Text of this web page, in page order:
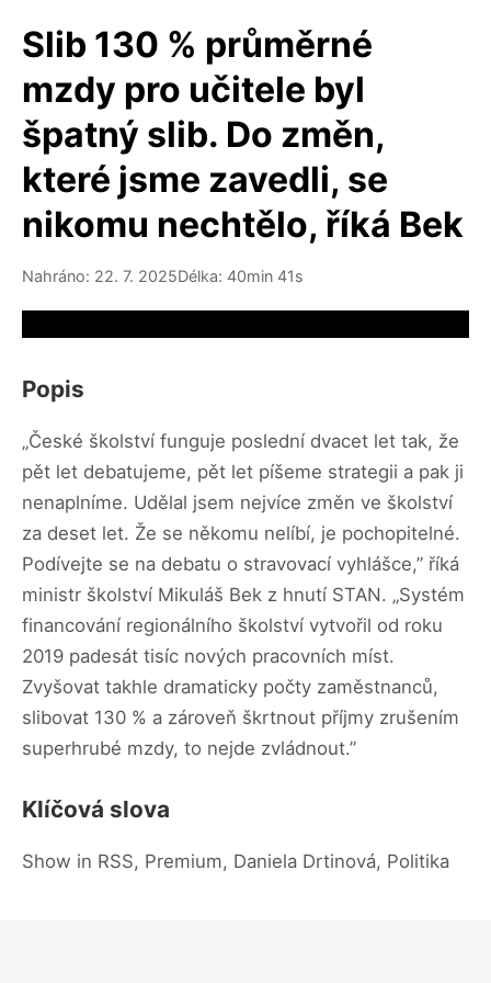
Slib 130 % průměrné
mzdy pro učitele byl
špatný slib. Do změn,
které jsme zavedli, se
nikomu nechtělo, říká Bek
Nahráno: 22. 7. 2025Délka: 40min 41s
Popis
„České školství funguje poslední dvacet let tak, že
pět let debatujeme, pět let píšeme strategii a pak ji
nenaplníme. Udělal jsem nejvíce změn ve školství
za deset let. Že se někomu nelíbí, je pochopitelné.
Podívejte se na debatu o stravovací vyhlášce,” říká
ministr školství Mikuláš Bek z hnutí STAN. „Systém
financování regionálního školství vytvořil od roku
2019 padesát tisíc nových pracovních míst.
Zvyšovat takhle dramaticky počty zaměstnanců,
slibovat 130 % a zároveň škrtnout příjmy zrušením
superhrubé mzdy, to nejde zvládnout.”
Klíčová slova
Show in RSS, Premium, Daniela Drtinová, Politika